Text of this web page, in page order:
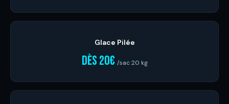
Glace Pilée
dès 20€ /sac 20 kg